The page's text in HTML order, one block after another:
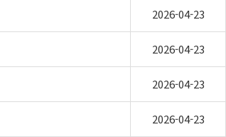
2026-04-23
2026-04-23
2026-04-23
2026-04-23